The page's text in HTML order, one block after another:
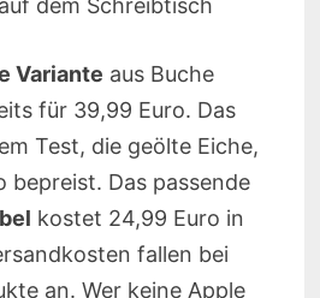
dem Schreibtisch
Variante aus Buche
für 39,99 Euro. Das
Test, die geölte Eiche,
bepreist. Das passende
kostet 24,99 Euro in
fallen bei
an. Wer keine Apple